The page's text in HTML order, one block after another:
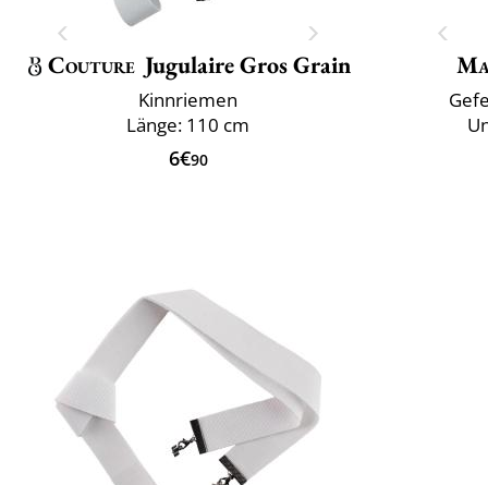
Couture Jugulaire Gros Grain
Kinnriemen
Länge: 110 cm
6€90